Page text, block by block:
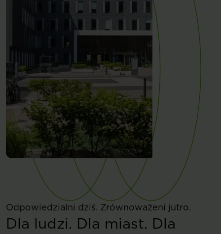
Odpowiedzialni dziś. Zrównoważeni jutro.
Dla ludzi. Dla miast. Dla